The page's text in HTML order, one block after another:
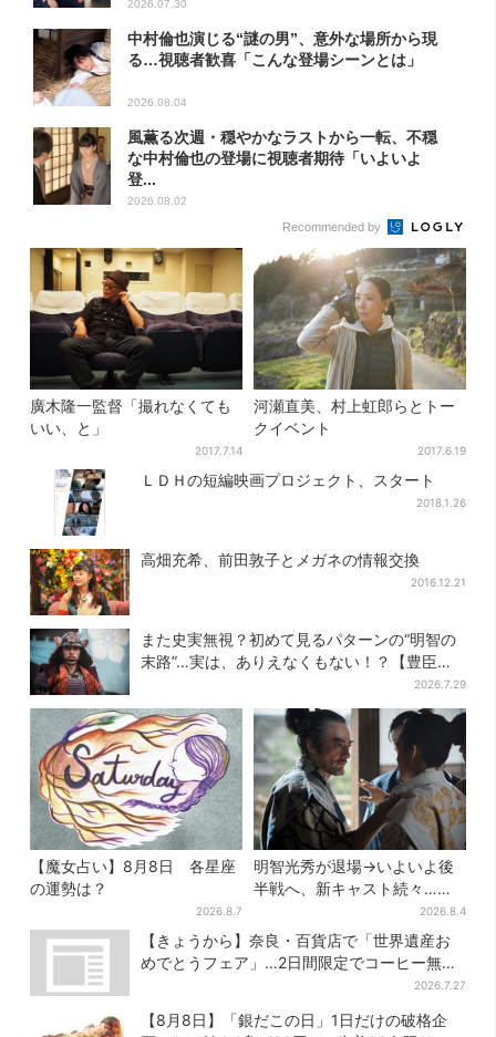
2026.07.30
中村倫也演じる“謎の男”、意外な場所から現
る…視聴者歓喜「こんな登場シーンとは」
2026.08.04
風薫る次週・穏やかなラストから一転、不穏
な中村倫也の登場に視聴者期待「いよいよ
登...
2026.08.02
Recommended by
廣木隆一監督「撮れなくても
いい、と」
2017.7.14
河瀬直美、村上虹郎らとトー
クイベント
2017.6.19
ＬＤＨの短編映画プロジェクト、スタート
2018.1.26
高畑充希、前田敦子とメガネの情報交換
2016.12.21
また史実無視？初めて見るパターンの“明智の
末路”…実は、ありえなくもない！？【豊臣兄
2026.7.29
【魔女占い】8月8日 各星座
の運勢は？
2026.8.7
明智光秀が退場→いよいよ後
半戦へ、新キャスト続々…
「豊臣兄弟！」振り返り＆第
30回あらすじ
2026.8.4
【きょうから】奈良・百貨店で「世界遺産お
めでとうフェア」…2日間限定でコーヒー無料
2026.7.27
【8月8日】「銀だこの日」1日だけの破格企